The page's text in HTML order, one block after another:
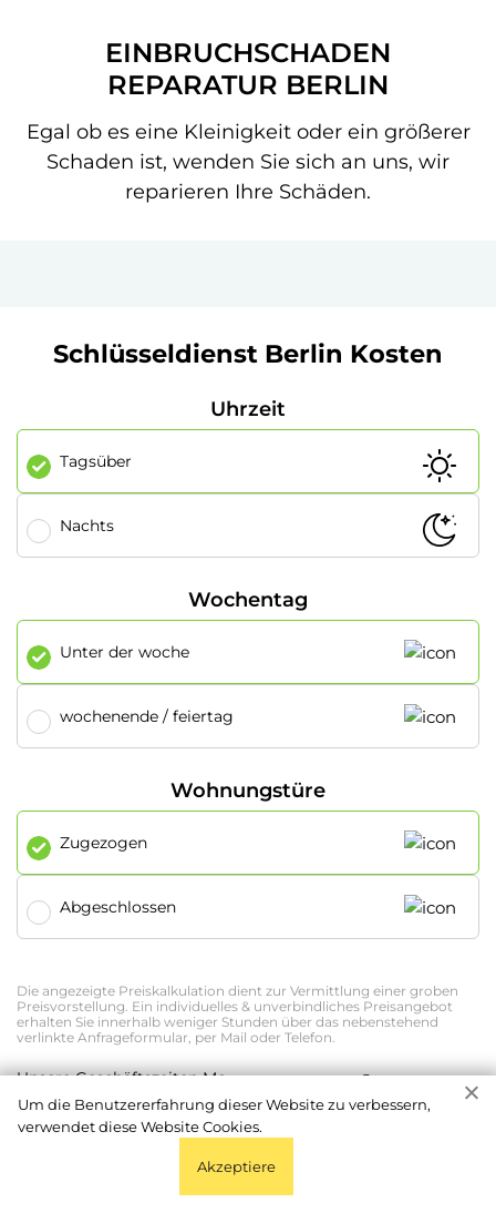
EINBRUCHSCHADEN
REPARATUR BERLIN
Egal ob es eine Kleinigkeit oder ein größerer
Schaden ist, wenden Sie sich an uns, wir
reparieren Ihre Schäden.
Schlüsseldienst Berlin Kosten
Uhrzeit
Tagsüber
Nachts
Wochentag
Unter der woche
wochenende / feiertag
Wohnungstüre
Zugezogen
Abgeschlossen
Die angezeigte Preiskalkulation dient zur Vermittlung einer groben
Preisvorstellung. Ein individuelles & unverbindliches Preisangebot
erhalten Sie innerhalb weniger Stunden über das nebenstehend
verlinkte Anfrageformular, per Mail oder Telefon.
Unsere Geschäftszeiten Mo -
Fr 8-18 Uhr
ab 70 €
Um die Benutzererfahrung dieser Website zu verbessern,
verwendet diese Website Cookies.
Akzeptiere